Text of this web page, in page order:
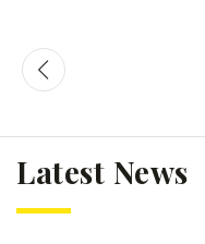
Latest News